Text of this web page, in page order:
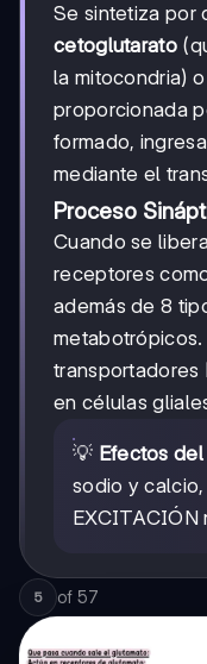
Se sintetiza por
cetoglutarato
la mitocondria)
proporcionada
formado,
mediante el
Proceso
Cuando se
receptores
además de 8
transportadores
en células
💡 Efectos
sodio y
EXCITACIÓN
5 of 57